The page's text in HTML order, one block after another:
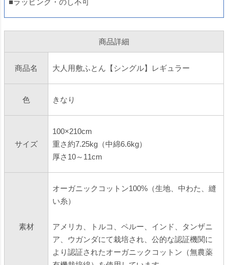
商品詳細
商品名 大人用敷ふとん【シングル】レギュラー
色 きなり
サイズ
100×210cm
重さ約7.25kg（中綿6.6kg）
厚さ10～11cm
素材
オーガニックコットン100%（生地、中わた、縫
い糸）
アメリカ、トルコ、ペルー、インド、タンザニ
ア、ウガンダにて栽培され、公的な認証機関に
より認証されたオーガニックコットン（無農薬